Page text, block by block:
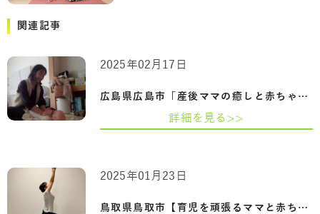
関連記事
広島県広島市「産後ママの癒しと赤ちゃん…
2025年02月17日
詳細を見る>>
鳥取県鳥取市【育児を頑張るママと赤ちゃ…
2025年01月23日